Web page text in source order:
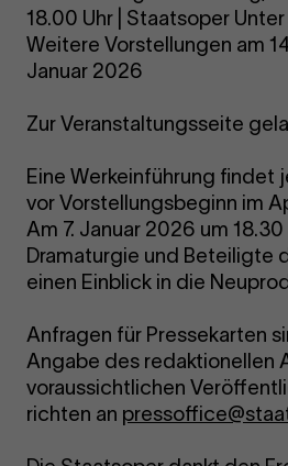
18.00 Uhr | Staatsoper
Weitere Vorstellungen am
Januar 2026
Zur Veranstaltungsseite
Eine Werkeinführung findet
vor Vorstellungsbeginn im
Am 7. Januar 2026 um
Dramaturgie und Beteiligte
einen Einblick in die
Anfragen für Pressekarten
Angabe des redaktionellen
voraussichtlichen
richten an